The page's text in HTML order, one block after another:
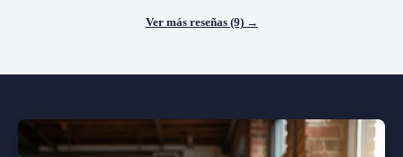
Ver más reseñas (9) →